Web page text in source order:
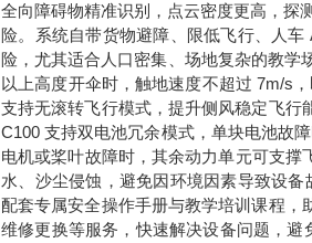
全向障碍物精准识别，点云密度更高，探
险。系统自带货物避障、限低飞行、人
险，尤其适合人口密集、场地复杂的教学
以上高度开伞时，触地速度不超过 7m/s
支持无滚转飞行模式，提升侧风稳定飞行
C100 支持双电池冗余模式，单块电池故
电机或桨叶故障时，其余动力单元可支
水、沙尘侵蚀，避免因环境因素导致设
配套专属安全操作手册与教学培训课程，
维修更换等服务，快速解决设备问题，